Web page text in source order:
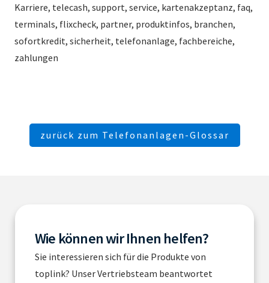
Karriere, telecash, support, service, kartenakzeptanz, faq,
terminals, flixcheck, partner, produktinfos, branchen,
sofortkredit, sicherheit, telefonanlage, fachbereiche,
zahlungen
zurück zum Telefonanlagen-Glossar
Wie können wir Ihnen helfen?
Sie interessieren sich für die Produkte von
toplink? Unser Vertriebsteam beantwortet